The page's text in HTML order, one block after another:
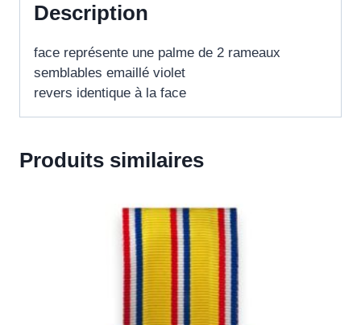
Description
face représente une palme de 2 rameaux
semblables emaillé violet
revers identique à la face
Produits similaires